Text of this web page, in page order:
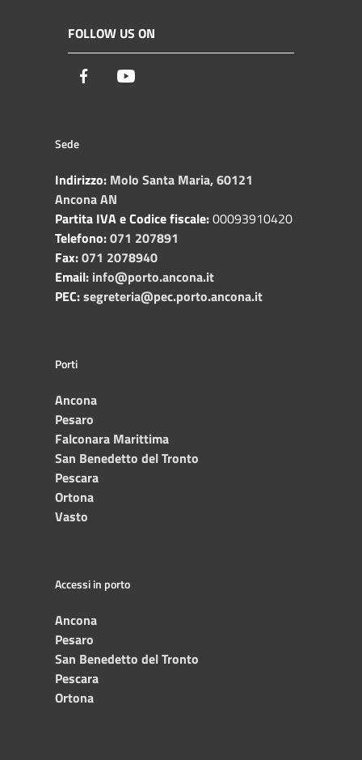
FOLLOW US ON
Facebook
Sede
Indirizzo: Molo Santa Maria, 60121
Ancona AN
Partita IVA e Codice fiscale:00093910420
Telefono:071 207891
Fax:071 2078940
Email: info@porto.ancona.it
PEC:segreteria@pec.porto.ancona.it
Porti
Ancona
Pesaro
Falconara Marittima
San Benedetto del Tronto
Pescara
Ortona
Vasto
Accessi in porto
Ancona
Pesaro
San Benedetto del Tronto
Pescara
Ortona